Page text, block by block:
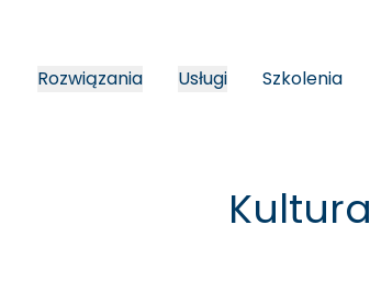
Rozwiązania Usługi Szkolenia
Kultura